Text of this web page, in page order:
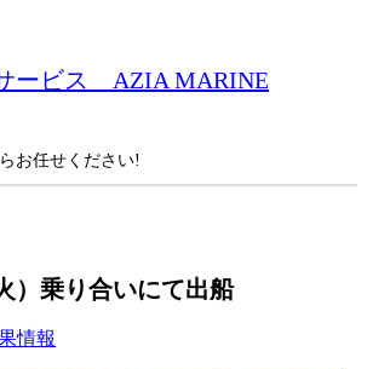
ービス AZIA MARINE
お任せください!
）乗り合いにて出船
情報